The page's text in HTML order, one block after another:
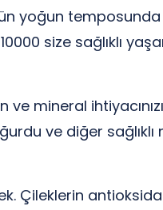
yoğun temposunda
size sağlıklı
mineral ihtiyacınızı
ve diğer sağlıklı
Çileklerin